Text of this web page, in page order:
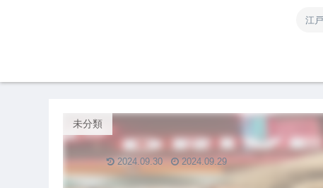
江
未分類
2024.09.30 2024.09.29